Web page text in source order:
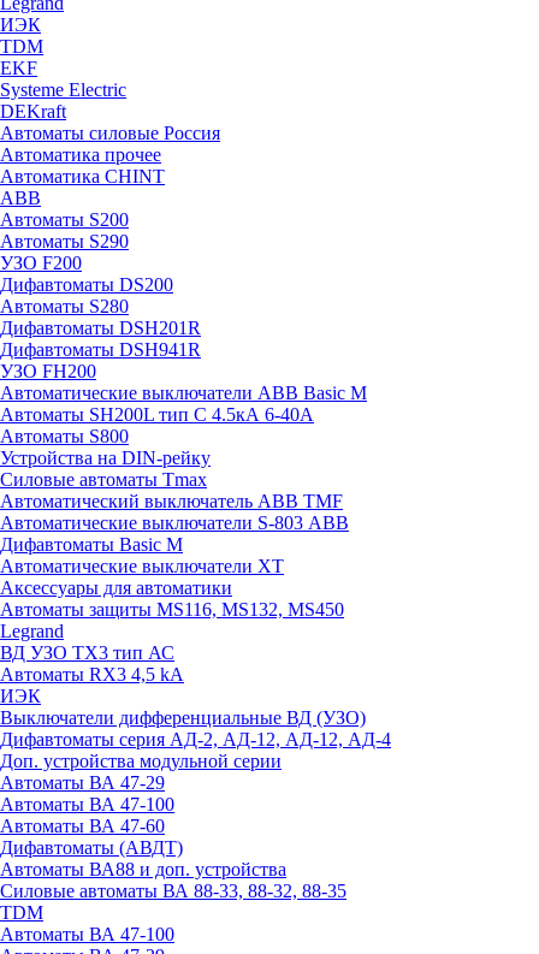
ИЭК
TDM
EKF
Systeme Electric
DEKraft
Автоматы силовые Россия
Автоматика прочее
Автоматика CHINT
ABB
Автоматы S200
Автоматы S290
УЗО F200
Дифавтоматы DS200
Автоматы S280
Дифавтоматы DSH201R
Дифавтоматы DSH941R
УЗО FH200
Автоматические выключатели ABB Basic M
Автоматы SH200L тип С 4.5кА 6-40А
Автоматы S800
Устройства на DIN-рейку
Силовые автоматы Tmax
Автоматический выключатель ABB TMF
Автоматические выключатели S-803 АВВ
Дифавтоматы Basic M
Автоматические выключатели XT
Аксессуары для автоматики
Автоматы защиты MS116, MS132, MS450
Legrand
ВД УЗО TX3 тип АС
Автоматы RX3 4,5 kA
ИЭК
Выключатели дифференциальные ВД (УЗО)
Дифавтоматы серия АД-2, АД-12, АД-12, АД-4
Доп. устройства модульной серии
Автоматы ВА 47-29
Автоматы ВА 47-100
Автоматы ВА 47-60
Дифавтоматы (АВДТ)
Автоматы ВА88 и доп. устройства
Силовые автоматы ВА 88-33, 88-32, 88-35
TDM
Автоматы ВА 47-100